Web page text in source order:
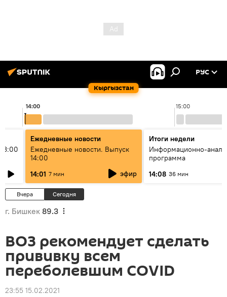
Кыргызстан
РУС
15:00
14:00
Ежедневные новости
Ежедневные новости. Выпуск
14:00
14:01 7 мин эфир
Итоги недели
Информационно-
программа
14:08 36 мин
Вчера Сегодня
г. Бишкек 89.3
ВОЗ рекомендует сделать
прививку всем
переболевшим COVID
23:55 15.02.2021